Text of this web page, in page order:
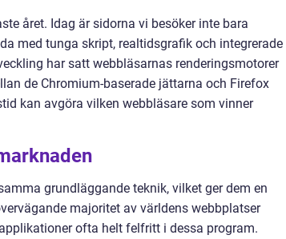
året. Idag är sidorna vi besöker inte bara
med tunga skript, realtidsgrafik och integrerade
har satt webbläsarnas renderingsmotorer
de Chromium-baserade jättarna och Firefox
kan avgöra vilken webbläsare som vinner
grundläggande teknik, vilket ger dem en
majoritet av världens webbplatser
ofta helt felfritt i dessa program.